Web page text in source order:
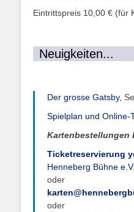
Eintrittspreis 10,00 € (für
Neuigkeiten...
Der grosse Gatsby,
Spielplan und Online-
Kartenbestellungen
Ticketreservierung
Henneberg Bühne e.V.
oder
oder